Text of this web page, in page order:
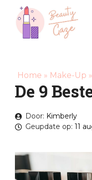
naar
Home » Make-Up »
De 9
Door: Kimberly
Geupdate op: 11